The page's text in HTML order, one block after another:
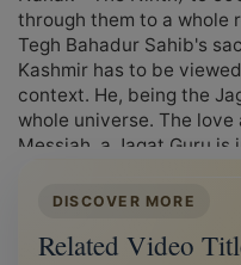
through them to a whole
Tegh Bahadur Sahib's
Kashmir has to be
context. He, being the
whole universe. The
Messiah, a Jagat Guru
DISCOVER MORE
Related Video